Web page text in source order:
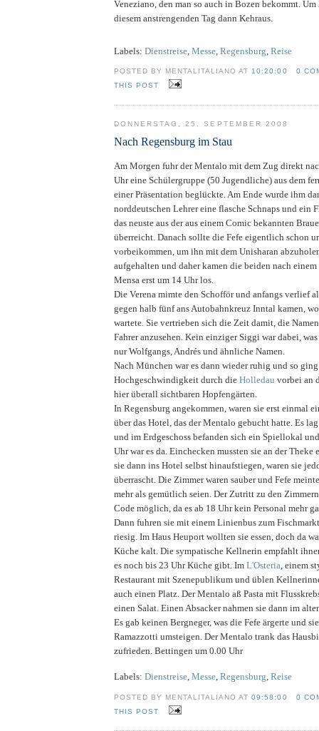
Veneziano, den man so auch in Bozen bekommt. Um
diesem anstrengenden Tag dann Kehraus.
Labels: Dienstreise Messe Regensburg Reise
POSTED BY MENTALITALIANO AT10:20:00
0
THIS POST
DONNERSTAG, 25. SEPTEMBER 2008
Nach Regensburg im Stau
Am Morgen fuhr der Mentalo mit dem Zug direkt
Uhr eine Schülergruppe (50 Jugendliche) aus dem
einer Präsentation beglückte. Am Ende wurde ihm
norddeutschen Lehrer eine flasche Schnaps und ein
das neuste aus der aus einem Comic bekannten
überreicht. Danach sollte die Fefe eigentlich schon
vorbeikommen, um ihn mit dem Unisharan
aufgehalten und daher kamen die beiden nach
Mensa erst um 14 Uhr los.
Die Verena mimte den Schofför und anfangs verlief
gegen halb fünf ans Autobahnkreuz Inntal kamen,
wartete. Sie vertrieben sich die Zeit damit, die
Fahrer anzusehen. Kein einziger Siggi war dabei,
nur Wolfgangs, Andrés und ähnliche Namen.
Nach München war es dann wieder ruhig und so
Hochgeschwindigkeit durch die Holledau vorbei an
hier überall sichtbaren Hopfengärten.
In Regensburg angekommen, waren sie erst einmal
über das Hotel, das der Mentalo gebucht hatte. Es
und im Erdgeschoss befanden sich ein Spiellokal
Uhr war es da. Einchecken mussten sie an der Theke
sie dann ins Hotel selbst hinaufstiegen, waren sie
überrascht. Die Zimmer waren sauber und Fefe
mehr als gemütlich seien. Der Zutritt zu den
Code möglich, da es ab 18 Uhr kein Personal mehr
Dann fuhren sie mit einem Linienbus zum
riesig. Im Haus Heuport wollten sie essen, doch da
Küche kalt. Die sympatische Kellnerin empfahlt
es noch bis 23 Uhr Küche gibt. Im L'Osteria , einem
Restaurant mit Szenepublikum und üblen
auch einen Platz. Der Mentalo aß Pasta mit
einen Salat. Einen Absacker nahmen sie dann im
Es gab keinen Bergneger, was die Fefe ärgerte und
Ramazzotti umsteigen. Der Mentalo trank das
zufrieden. Bettingen um 0.00 Uhr
Labels: Dienstreise Messe Regensburg Reise
POSTED BY MENTALITALIANO AT09:58:00
0
THIS POST